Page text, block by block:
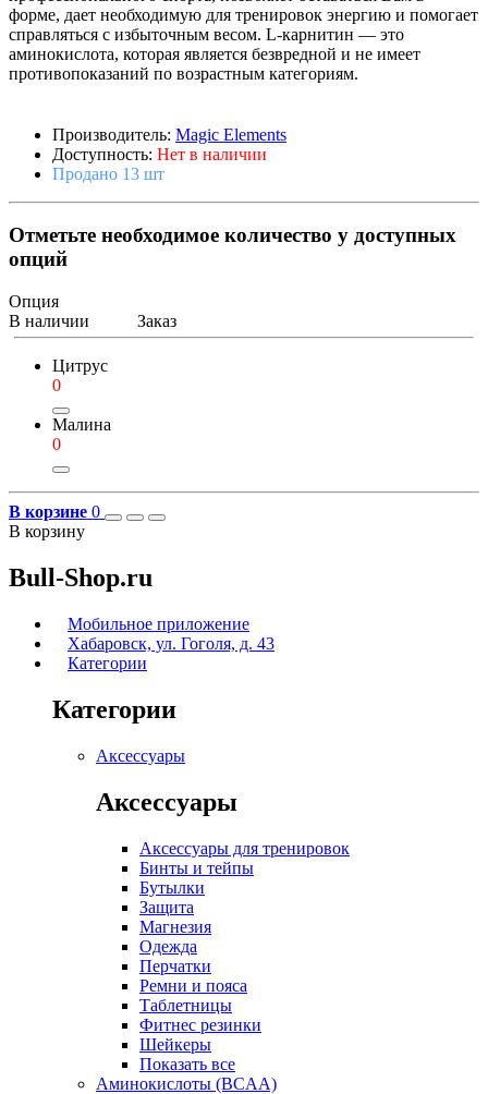
форме, дает необходимую для тренировок энергию и помогает
справляться с избыточным весом. L-карнитин — это
аминокислота, которая является безвредной и не имеет
противопоказаний по возрастным категориям.
Производитель: Magic Elements
Доступность: Нет в наличии
Продано 13 шт
Отметьте необходимое количество у доступных
опций
Опция
В наличии
Заказ
Цитрус
0
Малина
0
В корзине 0
В корзину
Bull-Shop.ru
Мобильное приложение
Хабаровск, ул. Гоголя, д. 43
Категории
Категории
Аксессуары
Аксессуары
Аксессуары для тренировок
Бинты и тейпы
Бутылки
Защита
Магнезия
Одежда
Перчатки
Ремни и пояса
Таблетницы
Фитнес резинки
Шейкеры
Показать все
Аминокислоты (BCAA)